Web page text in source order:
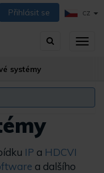
Přihlásit se CZ
Vyhledávání
systémy
IP a HDCVI
a dalšího